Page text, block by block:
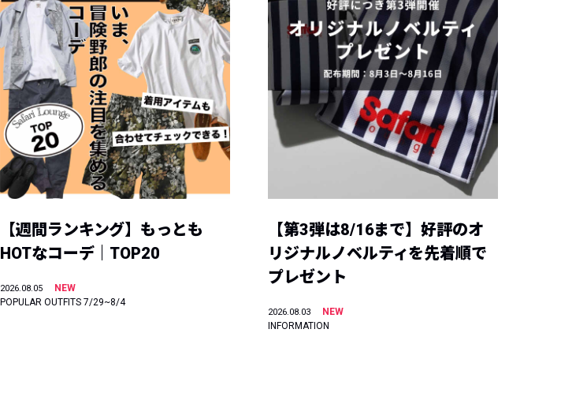
【週間ランキング】もっとも
HOTなコーデ｜TOP20
2026.08.05
NEW
POPULAR OUTFITS 7/29~8/4
【第3弾は8/16まで】好評のオ
リジナルノベルティを先着順で
プレゼント
2026.08.03
NEW
INFORMATION